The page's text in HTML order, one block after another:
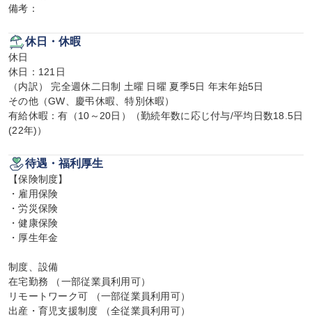
備考：
休日・休暇
休日
休日：121日
（内訳） 完全週休二日制 土曜 日曜 夏季5日 年末年始5日
その他（GW、慶弔休暇、特別休暇）
有給休暇：有（10～20日）（勤続年数に応じ付与/平均日数18.5日
(22年)）
待遇・福利厚生
【保険制度】
・雇用保険
・労災保険
・健康保険
・厚生年金
制度、設備
在宅勤務 （一部従業員利用可）
リモートワーク可 （一部従業員利用可）
出産・育児支援制度 （全従業員利用可）